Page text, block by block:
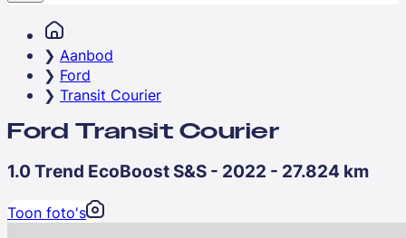
Aanbod
Ford
Transit Courier
Ford Transit Courier
1.0 Trend EcoBoost S&S - 2022 - 27.824 km
Toon foto's